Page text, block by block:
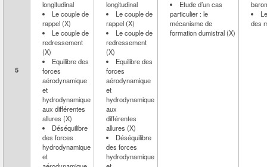
5
longitudinal
Le couple de
rappel (X)
Le couple de
redressement
(X)
Equilibre des
forces
aérodynamique
et
hydrodynamique
aux différentes
allures (X)
Déséquilibre
des forces
hydrodynamique
et
longitudinal
Le couple de
rappel (X)
Le couple de
redressement
(X)
Equilibre des
forces
aérodynamique
et
hydrodynamique
aux
différentes
allures (X)
Déséquilibre
des forces
hydrodynamique
Etude d’un cas
particulier : le
mécanisme de
formation dumistral (X)
des